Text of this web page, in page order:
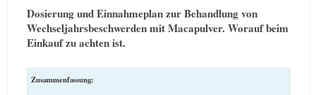
Dosierung und Einnahmeplan zur Behandlung von
Wechseljahrsbeschwerden mit Macapulver. Worauf beim
Einkauf zu achten ist.
Zusammenfassung: